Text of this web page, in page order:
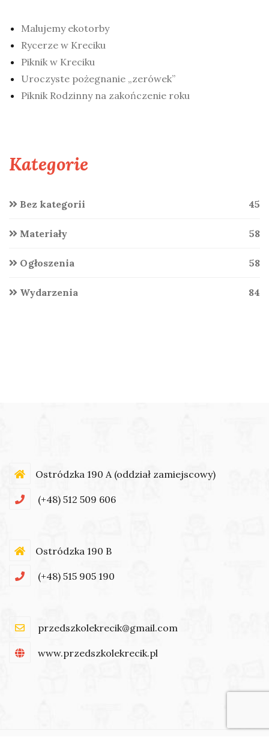
Malujemy ekotorby
Rycerze w Kreciku
Piknik w Kreciku
Uroczyste pożegnanie „zerówek”
Piknik Rodzinny na zakończenie roku
Kategorie
Bez kategorii 45
Materiały 58
Ogłoszenia 58
Wydarzenia 84
Ostródzka 190 A (oddział zamiejscowy)
(+48) 512 509 606
Ostródzka 190 B
(+48) 515 905 190
przedszkolekrecik@gmail.com
www.przedszkolekrecik.pl